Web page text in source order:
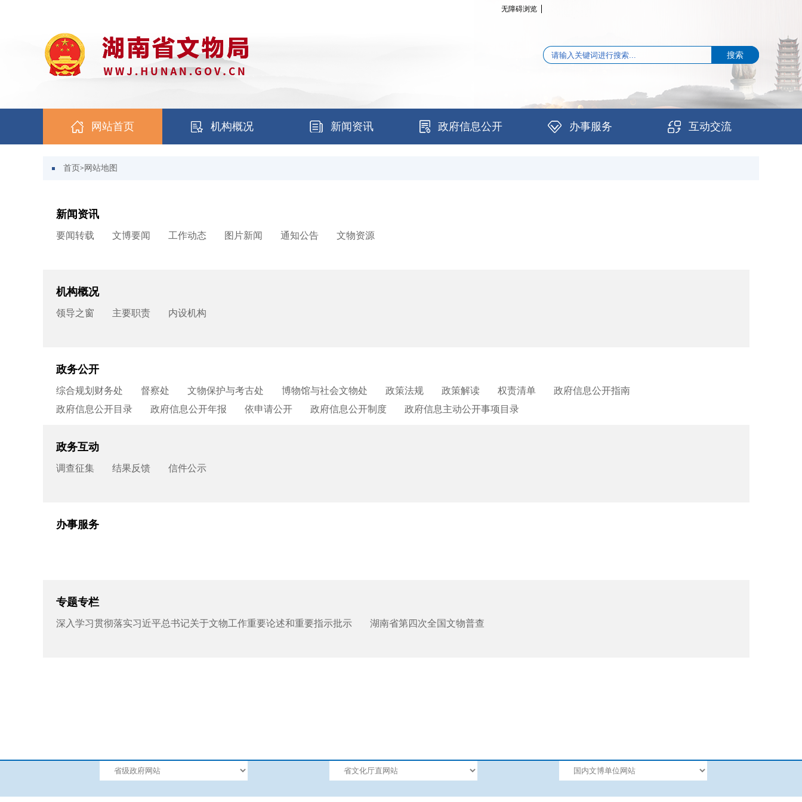
无障碍浏览
网站首页 机构概况 新闻资讯 政府信息公开 办事服务 互动交流
首页 > 网站地图
新闻资讯
要闻转载 文博要闻 工作动态 图片新闻 通知公告 文物资源
机构概况
领导之窗 主要职责 内设机构
政务公开
综合规划财务处 督察处 文物保护与考古处 博物馆与社会文物处 政策法规 政策解读 权责清单
政府信息公开指南
政府信息公开目录
政府信息公开年报 依申请公开 政府信息公开制度 政府信息主动公开事项目录
政务互动
调查征集 结果反馈 信件公示
办事服务
专题专栏
深入学习贯彻落实习近平总书记关于文物工作重要论述和重要指示批示 湖南省第四次全国文物普查